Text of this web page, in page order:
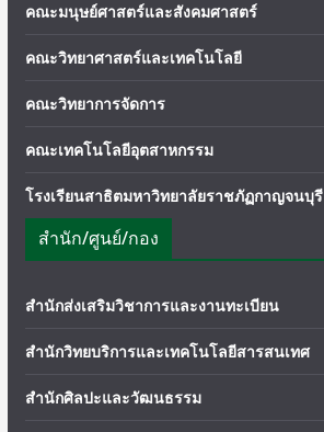
คณะมนุษย์ศาสตร์และสังคมศาสตร์
คณะวิทยาศาสตร์และเทคโนโลยี
คณะวิทยาการจัดการ
คณะเทคโนโลยีอุตสาหกรรม
โรงเรียนสาธิตมหาวิทยาลัยราชภัฏกาญจนบุรี
สำนัก/ศูนย์/กอง
สำนักส่งเสริมวิชาการและงานทะเบียน
สำนักวิทยบริการและเทคโนโลยีสารสนเทศ
สำนักศิลปะและวัฒนธรรม